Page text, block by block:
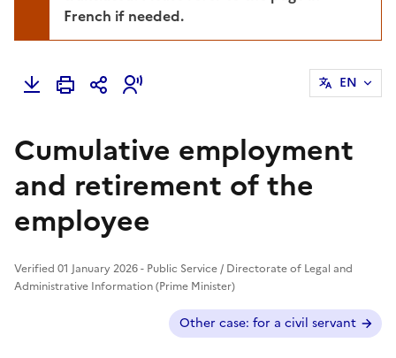
French if needed.
EN
Cumulative employment
and retirement of the
employee
Verified 01 January 2026 - Public Service / Directorate of Legal and
Administrative Information (Prime Minister)
Other case: for a civil servant